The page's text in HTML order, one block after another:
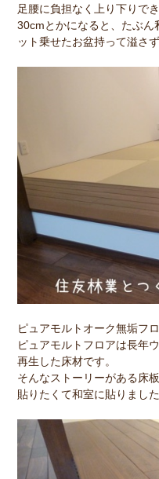
足腰に負担なく上り下りで
30cmとかになると、たぶん
ット乗せたお盆持って溢さ
ピュアモルトオーク無垢フ
ピュアモルトフロアは長年
再生した床材です。
そんなストーリーがある床
貼りたくて和室に貼りました